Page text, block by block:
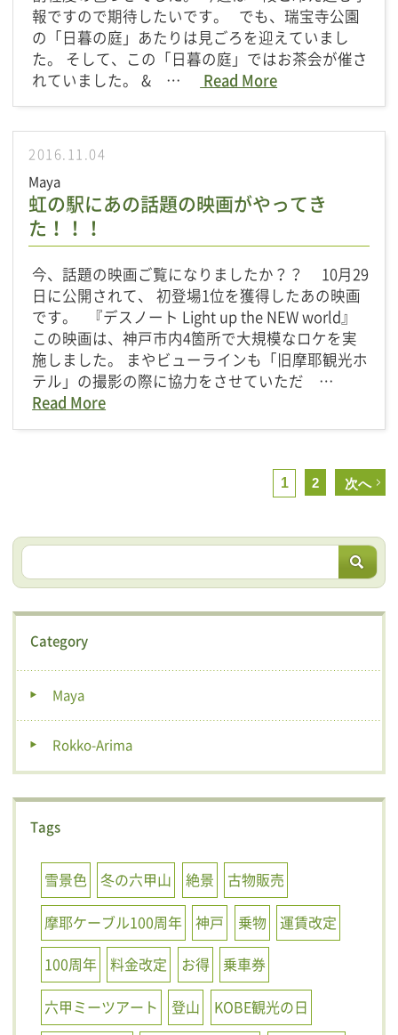
報ですので期待したいです。 でも、瑞宝寺公園
の「日暮の庭」あたりは見ごろを迎えていまし
た。 そして、この「日暮の庭」ではお茶会が催さ
れていました。 & …
Read More
2016.11.04
Maya
虹の駅にあの話題の映画がやってき
た！！！
今、話題の映画ご覧になりましたか？？ 10月29
日に公開されて、 初登場1位を獲得したあの映画
です。 『デスノート Light up the NEW world』
この映画は、神戸市内4箇所で大規模なロケを実
施しました。 まやビューラインも「旧摩耶観光ホ
テル」の撮影の際に協力をさせていただ …
Read More
1 2 次へ
Category
Maya
Rokko-Arima
Tags
雪景色 冬の六甲山 絶景
古物販売
摩耶ケーブル100周年
神戸 乗物
運賃改定
100周年
料金改定 お得
乗車券
六甲ミーツアート
登山
KOBE観光の日